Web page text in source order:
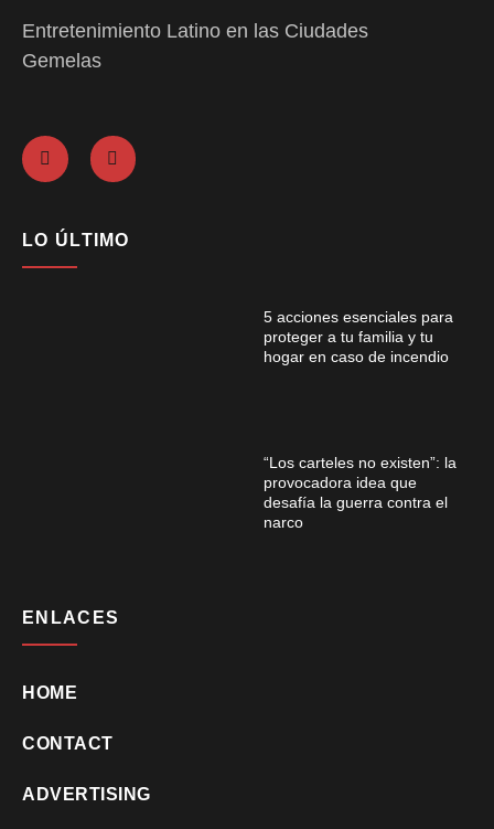
Entretenimiento Latino en las Ciudades
Gemelas
LO ÚLTIMO
5 acciones esenciales para
proteger a tu familia y tu
hogar en caso de incendio
“Los carteles no existen”: la
provocadora idea que
desafía la guerra contra el
narco
ENLACES
HOME
CONTACT
ADVERTISING